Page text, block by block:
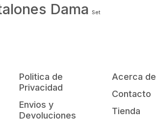
Dama Set
Politica de
Privacidad
Envios y
Devoluciones
Acerca de
Contacto
Tienda